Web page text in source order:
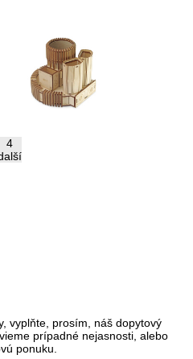
4
vyplňte, prosím, náš dopytový
prípadné nejasnosti, alebo
ponuku.